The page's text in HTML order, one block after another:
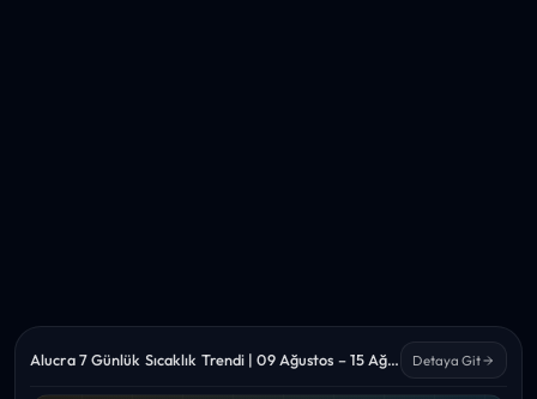
Alucra 7 Günlük Sıcaklık Trendi | 09 Ağustos – 15 Ağustos 2026 Detaya Git